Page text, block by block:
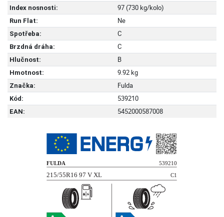
Index nosnosti: 97 (730 kg/kolo)
Run Flat: Ne
Spotřeba: C
Brzdná dráha: C
Hlučnost: B
Hmotnost: 9.92 kg
Značka: Fulda
Kód: 539210
EAN: 5452000587008